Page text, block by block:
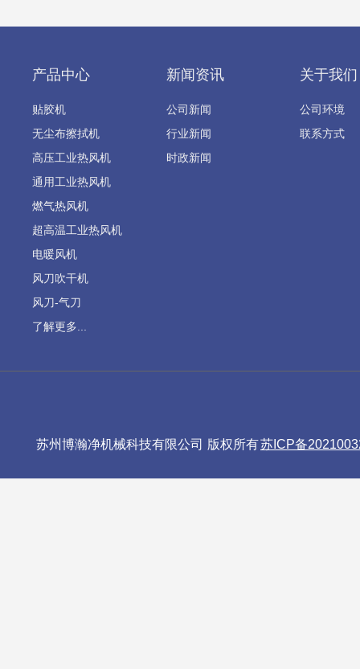
产品中心
贴胶机
无尘布擦拭机
高压工业热风机
通用工业热风机
燃气热风机
超高温工业热风机
电暖风机
风刀吹干机
风刀-气刀
了解更多...
新闻资讯
公司新闻
行业新闻
时政新闻
关于我们
公司环境
联系方式
苏州博瀚净机械科技有限公司 版权所有苏ICP备